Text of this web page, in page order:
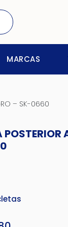
MARCAS
– SK-0660